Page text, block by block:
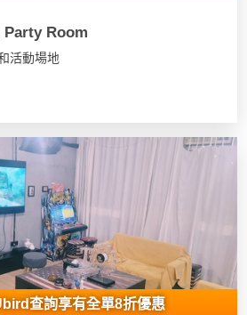
Room
活動場地
查詢享有全單8折優惠